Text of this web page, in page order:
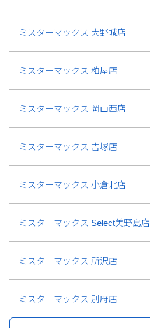
ミスターマックス 大野城店
ミスターマックス 粕屋店
ミスターマックス 岡山西店
ミスターマックス 吉塚店
ミスターマックス 小倉北店
ミスターマックス Select美野島店
ミスターマックス 所沢店
ミスターマックス 別府店